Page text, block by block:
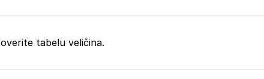
tabelu veličina.